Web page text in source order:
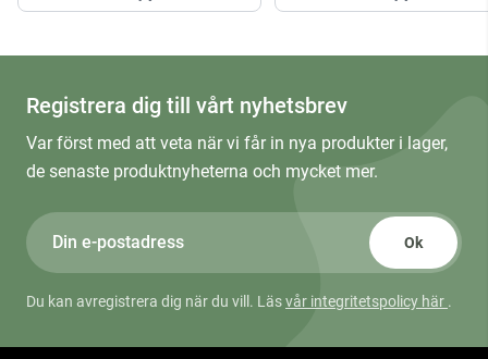
Registrera dig till vårt nyhetsbrev
Var först med att veta när vi får in nya produkter i lager,
de senaste produktnyheterna och mycket mer.
Ok
Du kan avregistrera dig när du vill. Läsvår integritetspolicy här .